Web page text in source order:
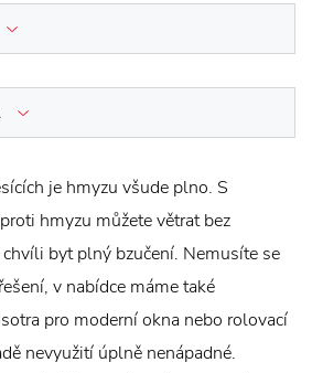
je hmyzu všude plno. S
hmyzu můžete větrat bez
byt plný bzučení. Nemusíte se
v nabídce máme také
pro moderní okna nebo rolovací
nevyužití úplně nenápadné.